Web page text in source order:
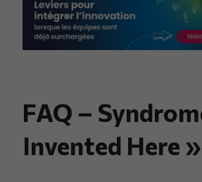
FAQ –
Invented Here